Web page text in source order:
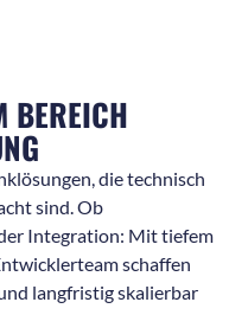
BEREICH
die technisch
sind. Ob
Integration: Mit tiefem
schaffen
langfristig skalierbar